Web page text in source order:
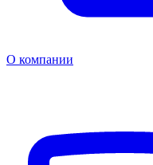
О компании